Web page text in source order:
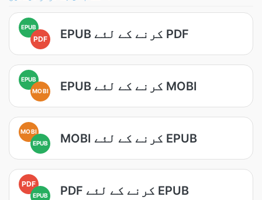
EPUB
PDF EPUB کرنے کے لئے PDF
EPUB
MOBI
EPUB کرنے کے لئے MOBI
MOBI
EPUB
MOBI کرنے کے لئے EPUB
PDF
EPUB PDF کرنے کے لئے EPUB